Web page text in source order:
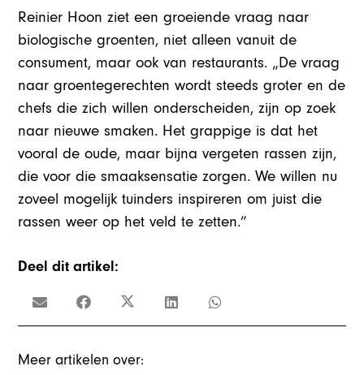
Reinier Hoon ziet een groeiende vraag naar
biologische groenten, niet alleen vanuit de
consument, maar ook van restaurants. „De vraag
naar groentegerechten wordt steeds groter en de
chefs die zich willen onderscheiden, zijn op zoek
naar nieuwe smaken. Het grappige is dat het
vooral de oude, maar bijna vergeten rassen zijn,
die voor die smaaksensatie zorgen. We willen nu
zoveel mogelijk tuinders inspireren om juist die
rassen weer op het veld te zetten.”
Deel dit artikel:
Meer artikelen over: